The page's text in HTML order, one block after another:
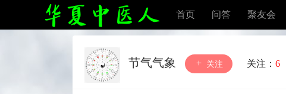
首页 问答 聚友会
节气气象 关注 关注： 6